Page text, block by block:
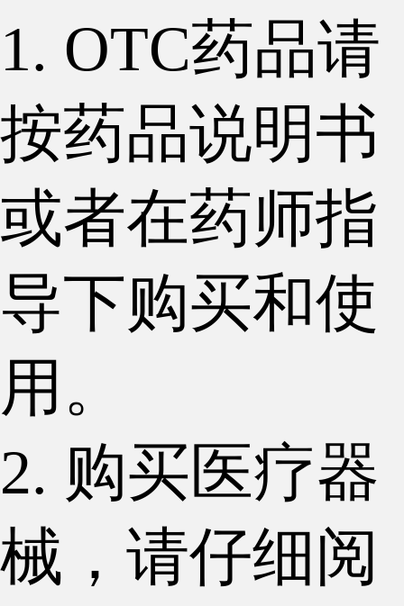
1. OTC药品请
按药品说明书
或者在药师指
导下购买和使
用。
2. 购买医疗器
械，请仔细阅